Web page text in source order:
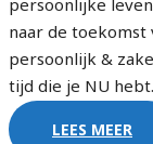
naar de
persoonlijk &
tijd die je NU hebt.
LEES MEER